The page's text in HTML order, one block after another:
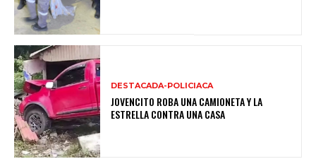
DESTACADA-POLICIACA
JOVENCITO ROBA UNA CAMIONETA Y LA
ESTRELLA CONTRA UNA CASA